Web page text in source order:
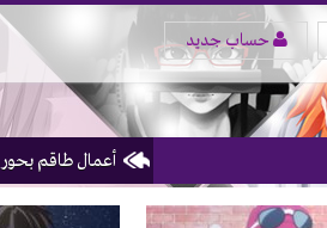
حساب جديد
أعمال طاقم بحور